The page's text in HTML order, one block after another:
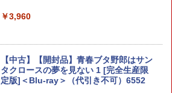
スプラトゥーン レイダース -Switch2
Beast of Reincarnation -PS5 【特典】
￥7,286
ラー (ロボット ホワイト)
￥7,681
【純正品】Xbox ワイヤレス コントロー
劇場版「鬼滅の刃」無限城編 第一章 猗
h コントローラー ワイヤレスコントロー
￥2,960
【中古】 ドラゴンボール Sparking！
ZERO／PS5
￥3,960
【中古】【開封品】青春ブタ野郎はサン
タクロースの夢を見ない 1 [完全生産限
定版]＜Blu-ray＞（代引き不可）6552